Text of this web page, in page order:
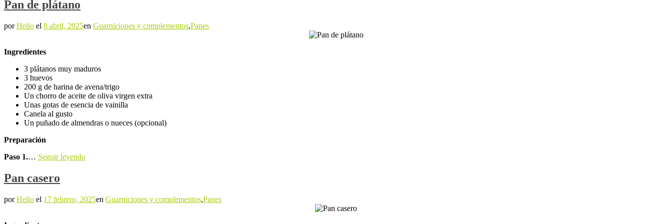
Pan de plátano
porHelio el 8 abril, 2025en Guarniciones y complementos,Panes
Ingredientes
3 plátanos muy maduros
3 huevos
200 g de harina de avena/trigo
Un chorro de aceite de oliva virgen extra
Unas gotas de esencia de vainilla
Canela al gusto
Un puñado de almendras o nueces (opcional)
Preparación
Paso 1.… Seguir leyendo
Pan casero
porHelio el 17 febrero, 2025en Guarniciones y complementos,Panes